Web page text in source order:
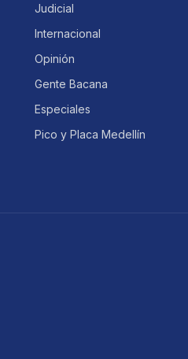
Judicial
Internacional
Opinión
Gente Bacana
Especiales
Pico y Placa Medellín